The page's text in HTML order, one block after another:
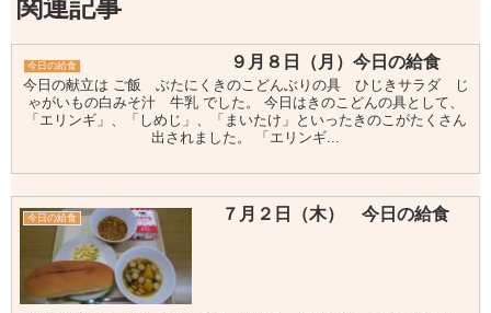
関連記事
今日の給食 ９月８日（月）今日の給食
今日の献立は ご飯 ぶたにくきのこどんぶりの具 ひじきサラダ じ
ゃがいもの白みそ汁 牛乳 でした。 今日はきのこどんの具として、
「エリンギ」、「しめじ」、「まいたけ」といったきのこがたくさん
出されました。 「エリンギ...
今日の給食 ７月２日（木） 今日の給食